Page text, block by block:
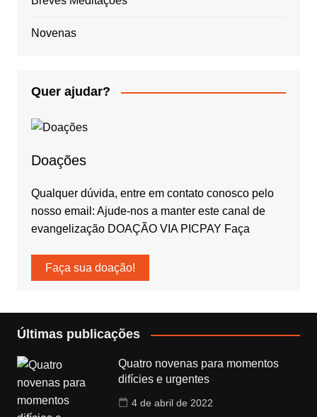
Novenas
Quer ajudar?
Doações
Qualquer dúvida, entre em contato conosco pelo
nosso email: Ajude-nos a manter este canal de
evangelização DOAÇÃO VIA PICPAY Faça
Faça sua doação!
Últimas publicações
Quatro novenas para momentos
difícies e urgentes
4 de abril de 2022